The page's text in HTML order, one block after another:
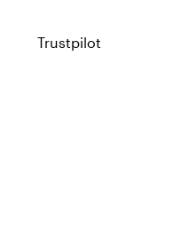
Trustpilot